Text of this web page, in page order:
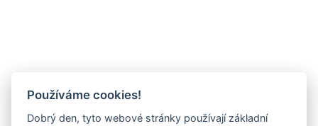
Používáme cookies!
Dobrý den, tyto webové stránky používají základní